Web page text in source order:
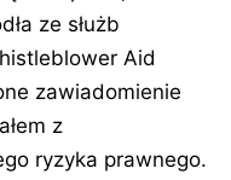
ze służb
Aid
zawiadomienie
z
ryzyka prawnego.